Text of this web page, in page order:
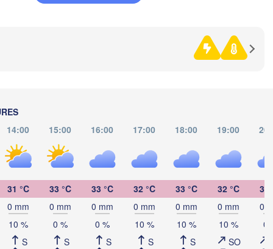
14:00 15:00 16:00 17:00 18:00 19:00
31 °C
0 mm
10 %
S
33 °C
0 mm
0 %
S
33 °C
0 mm
0 %
S
32 °C
0 mm
10 %
S
33 °C
0 mm
10 %
S
32 °C
0 mm
10 %
SO
30
0
0
Wrocław
Rzeszów
Wien
Budapest
Zagreb
Debrecen
Szeged
HONGRIE
Львів
(Lviv)
Cluj-Napoca